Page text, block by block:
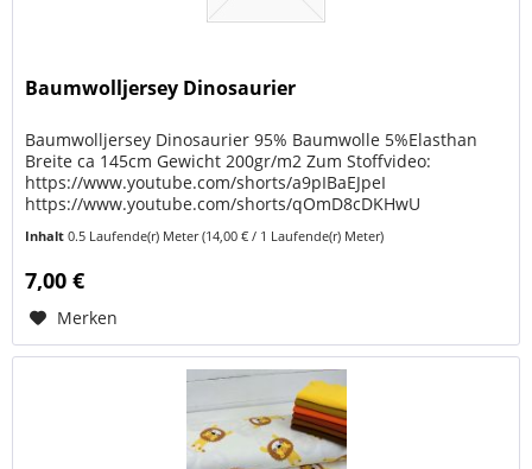
Baumwolljersey Dinosaurier
Baumwolljersey Dinosaurier 95% Baumwolle 5%Elasthan
Breite ca 145cm Gewicht 200gr/m2 Zum Stoffvideo:
https://www.youtube.com/shorts/a9pIBaEJpeI
https://www.youtube.com/shorts/qOmD8cDKHwU
Inhalt0.5 Laufende(r) Meter(14,00 € / 1 Laufende(r) Meter)
7,00 €
Merken